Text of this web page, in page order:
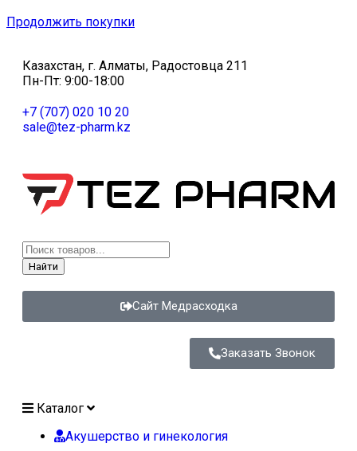
Продолжить покупки
Казахстан, г. Алматы, Радостовца 211
Пн-Пт: 9:00-18:00
+7 (707) 020 10 20
sale@tez-pharm.kz
Найти
Сайт Медрасходка
Заказать Звонок
Каталог
Акушерство и гинекология